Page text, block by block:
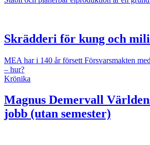
Skrädderi för kung och
MEA har i 140 år försett Försvarsmakten
– hur?
Krönika
Magnus Demervall
jobb (utan semester)